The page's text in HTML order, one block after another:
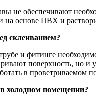
не обеспечивают
на основе ПВХ и
склеиванием?
и фитинге
поверхность, но
в проветриваемом
холодном помещении?